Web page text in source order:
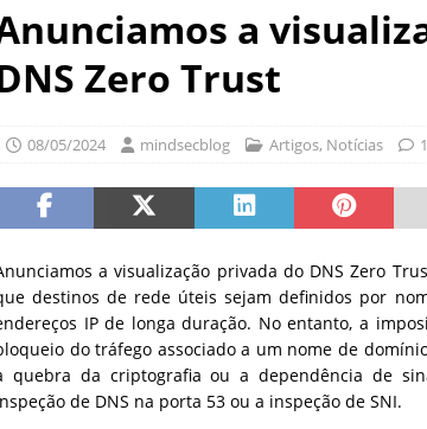
NOTÍCIAS
IA amplia
NOTÍCIAS
[ 06/08/2026 ]
[ 06/08/2026 ]
Sem
a
Zero Trust
08/05/2024 mindsecblog Artigos, Notícias 1
a visualização privada do DNS Zero
destinos de rede úteis sejam definidos por
IP de longa duração. No entanto, a
do tráfego associado a um nome de
quebra da criptografia ou a dependência de
de DNS na porta 53 ou a inspeção de SNI.